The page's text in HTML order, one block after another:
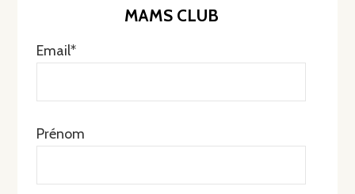
MAMS CLUB
Email*
Prénom